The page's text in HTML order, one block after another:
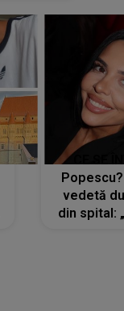
vedetă
din spital: